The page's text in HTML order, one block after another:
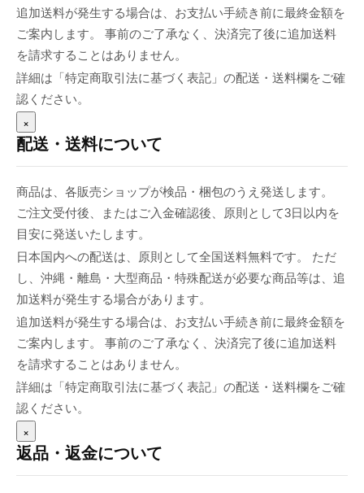
追加送料が発生する場合は、お支払い手続き前に最終金額を
ご案内します。 事前のご了承なく、決済完了後に追加送料
を請求することはありません。
詳細は「特定商取引法に基づく表記」の配送・送料欄をご確
認ください。
×
配送・送料について
商品は、各販売ショップが検品・梱包のうえ発送します。
ご注文受付後、またはご入金確認後、原則として3日以内を
目安に発送いたします。
日本国内への配送は、原則として全国送料無料です。 ただ
し、沖縄・離島・大型商品・特殊配送が必要な商品等は、追
加送料が発生する場合があります。
追加送料が発生する場合は、お支払い手続き前に最終金額を
ご案内します。 事前のご了承なく、決済完了後に追加送料
を請求することはありません。
詳細は「特定商取引法に基づく表記」の配送・送料欄をご確
認ください。
×
返品・返金について